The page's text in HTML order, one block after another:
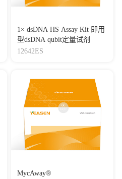
1× dsDNA HS Assay Kit 即用
型dsDNA qubit定量试剂
12642ES
MycAway®